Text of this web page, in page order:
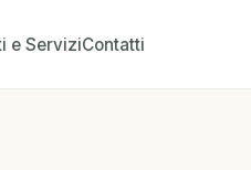
e ServiziContatti